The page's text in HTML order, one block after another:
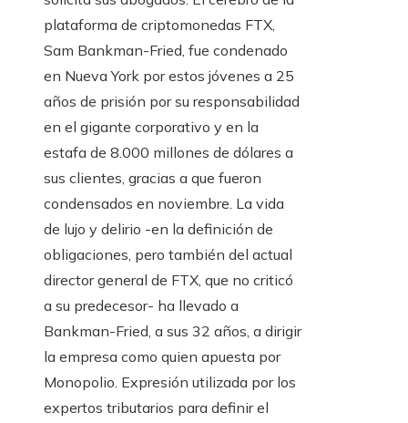
plataforma de criptomonedas FTX,
Sam Bankman-Fried, fue condenado
en Nueva York por estos jóvenes a 25
años de prisión por su responsabilidad
en el gigante corporativo y en la
estafa de 8.000 millones de dólares a
sus clientes, gracias a que fueron
condensados ​​en noviembre. La vida
de lujo y delirio -en la definición de
obligaciones, pero también del actual
director general de FTX, que no criticó
a su predecesor- ha llevado a
Bankman-Fried, a sus 32 años, a dirigir
la empresa como quien apuesta por
Monopolio. Expresión utilizada por los
expertos tributarios para definir el